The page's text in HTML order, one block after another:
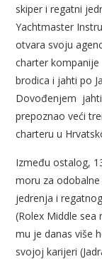
skiper i regatni
Yachtmaster
otvara svoju
charter kompanije
brodica i jahti po
Dovođenjem
prepoznao veći
charteru u
Između ostalog,
moru za
jedrenja i
(Rolex Middle sea
mu je danas više
svojoj karijeri